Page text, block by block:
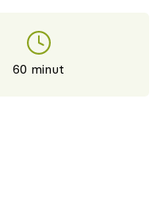
60 minut